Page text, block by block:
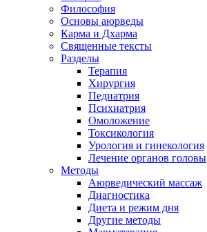
Философия
Основы аюрведы
Карма и Дхарма
Священные тексты
Разделы
Терапия
Хирургия
Педиатрия
Психиатрия
Омоложение
Токсикология
Урология и гинекология
Лечение органов головы
Методы
Аюрведический массаж
Диагностика
Диета и режим дня
Другие методы